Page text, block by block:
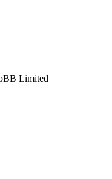
Limited